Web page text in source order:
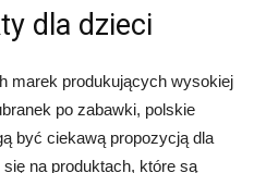
dla dzieci
marek produkujących wysokiej
po zabawki, polskie
być ciekawą propozycją dla
na produktach, które są